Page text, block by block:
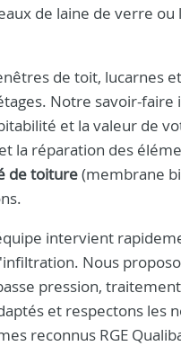
de laine de verre
de toit, lucarnes
Notre savoir-faire
et la valeur de
la réparation des
de toiture(membrane
intervient
Nous
pression,
et respectons les
reconnus RGE